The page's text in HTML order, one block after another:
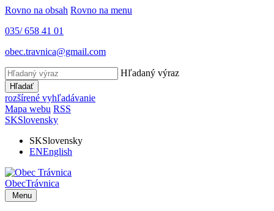
Rovno na obsah Rovno na menu
035/ 658 41 01
obec.travnica@gmail.com
Hľadaný výraz
Hľadať
rozšírené vyhľadávanie
Mapa webu RSS
SKSlovensky
SKSlovensky
ENEnglish
ObecTrávnica
Menu